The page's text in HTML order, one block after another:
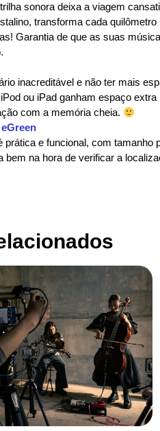
sonora deixa a viagem
transforma cada
Garantia de que as suas
inacreditável e não ter mais
ou iPad ganham espaço
com a memória cheia.
prática e funcional, com
bem na hora de verificar a